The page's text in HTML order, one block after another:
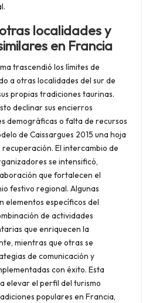
localidades y
en Francia
trascendió los límites de
a otras localidades del sur de
propias tradiciones taurinas.
declinar sus encierros
demográficas o falta de recursos
de Caissargues 2015 una hoja
El intercambio de
se intensificó,
que fortalecen el
festivo regional. Algunas
elementos específicos del
de actividades
que enriquecen la
mientras que otras se
de comunicación y
con éxito. Esta
elevar el perfil del turismo
populares en Francia,